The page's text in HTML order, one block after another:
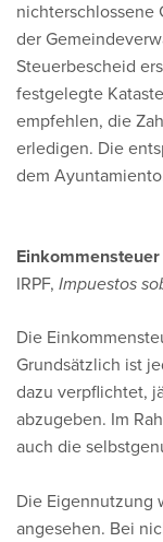
nichterschlossene
der
Steuerbescheid
festgelegte
empfehlen, die
erledigen. Die
dem
Einkommensteuer
IRPF, Impuestos
Die
Grundsätzlich ist
dazu verpflichtet,
abzugeben. Im
auch die
Die Eigennutzung
angesehen. Bei